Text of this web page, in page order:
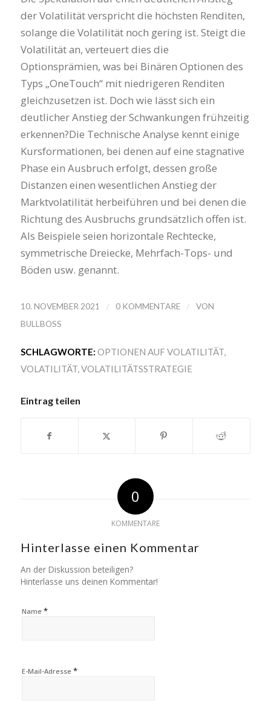
der Volatilität verspricht die höchsten Renditen,
solange die Volatilität noch gering ist. Steigt die
Volatilität an, verteuert dies die
Optionsprämien, was bei Binären Optionen des
Typs „OneTouch“ mit niedrigeren Renditen
gleichzusetzen ist. Doch wie lässt sich ein
deutlicher Anstieg der Schwankungen frühzeitig
erkennen?Die Technische Analyse kennt einige
Kursformationen, bei denen auf eine stagnative
Phase ein Ausbruch erfolgt, dessen große
Distanzen einen wesentlichen Anstieg der
Marktvolatilität herbeiführen und bei denen die
Richtung des Ausbruchs grundsätzlich offen ist.
Als Beispiele seien horizontale Rechtecke,
symmetrische Dreiecke, Mehrfach-Tops- und
Böden usw. genannt.
10. NOVEMBER 2021 / 0 KOMMENTARE /
VON
BULLBOSS
SCHLAGWORTE: OPTIONEN AUF VOLATILITÄT,
VOLATILITÄT,VOLATILITÄTSSTRATEGIE
Eintrag teilen
0
KOMMENTARE
Hinterlasse einen Kommentar
An der Diskussion beteiligen?
Hinterlasse uns deinen Kommentar!
Name *
E-Mail-Adresse *